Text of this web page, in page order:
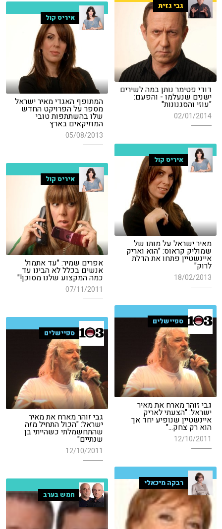
גבי גזית
דודי פטימר נותן במה לשירים
ישנים שנעלמו - והפעם:
"עוזי והסגנונות"
02/01/2014
איריס קול
המתופף האגדי מאיר ישראל
מספר על הפרויקט החדש
שלו בהשתתפות טובי
המוזיקאים בארץ
05/08/2013
איריס קול
מאיר ישראל על מותו של
שמוליק קראוס: "הוא ואריק
איינשטיין פתחו את הדלת
לרוק"
18/02/2013
איריס קול
אפרים שמיר: "עד אתמול
אנשים בכלל לא הבינו עד
כמה המקצוע שלנו מסוכן!"
07/11/2011
ספיישלים
גבי זוהר מארח את מאיר
ישראל: "הצעתי לאריק
איינשטיין שנופיע יחד אך
הוא רק צחק..."
12/10/2011
ספיישלים
גבי זוהר מארח את מאיר
ישראל: "הכול התחיל מזה
שהתחשמלתי כשהייתי בן
שנתיים"
12/10/2011
רבקה מיכאלי
חמש בערב